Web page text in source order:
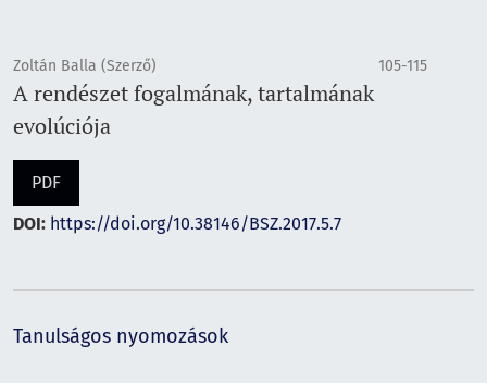
Zoltán Balla (Szerző) 105-115
A rendészet fogalmának, tartalmának
evolúciója
PDF
DOI: https://doi.org/10.38146/BSZ.2017.5.7
Tanulságos nyomozások